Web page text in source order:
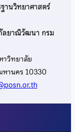
านวิทยาศาสตร์
ลยาณิวัฒนา กรม
วิทยาลัย
านคร 10330